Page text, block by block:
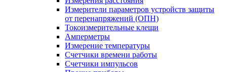
Измерители параметров устройств защиты
от перенапряжений (ОПН)
Токоизмерительные клещи
Амперметры
Измерение температуры
Счетчики времени работы
Счетчики импульсов